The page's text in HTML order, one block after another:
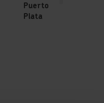
Puerto
Plata